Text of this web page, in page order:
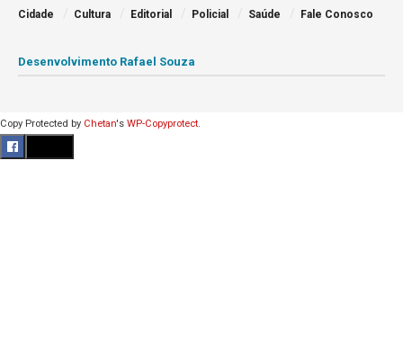
Cidade Cultura Editorial Policial Saúde Fale Conosco
Desenvolvimento Rafael Souza
Copy Protected by Chetan's WP-Copyprotect.